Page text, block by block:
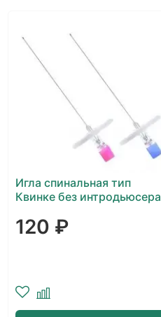
Игла спинальная тип
Квинке без интродьюсера
120 ₽